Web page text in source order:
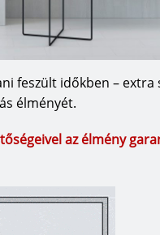
feszült időkben – extra
élményét.
az élmény